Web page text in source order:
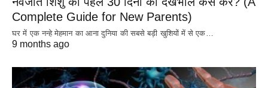
Complete Guide for New Parents)
घर में एक नन्हे मेहमान का आना दुनिया की सबसे बड़ी खुशियों में से एक…
9 months ago